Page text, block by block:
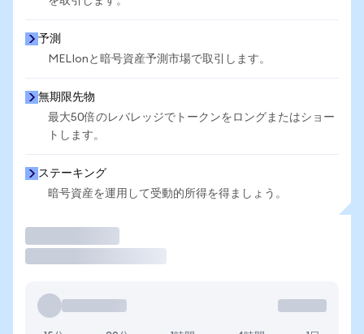
予測
MELIonと暗号資産予測市場で取引します。
無期限先物
最大50倍のレバレッジでトークンをロングまたはショー
トします。
ステーキング
暗号資産を運用して受動的所得を得ましょう。